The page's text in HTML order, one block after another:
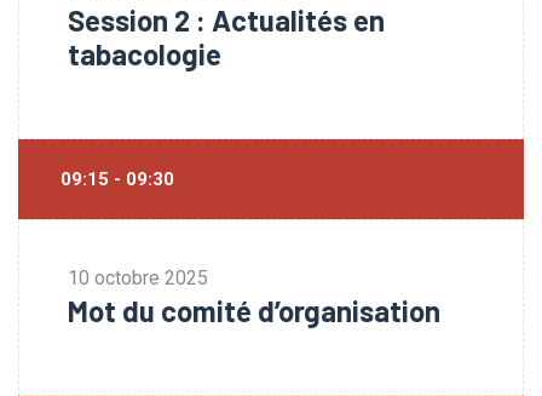
Session 2 : Actualités en
tabacologie
09:15 - 09:30
10 octobre 2025
Mot du comité d’organisation